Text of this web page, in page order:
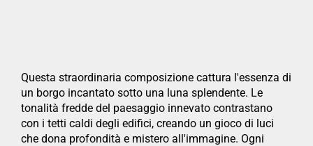
Questa straordinaria composizione cattura l'essenza di
un borgo incantato sotto una luna splendente. Le
tonalità fredde del paesaggio innevato contrastano
con i tetti caldi degli edifici, creando un gioco di luci
che dona profondità e mistero all'immagine. Ogni